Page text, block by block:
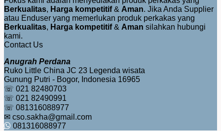
Berkualitas, Harga kompetitif& Aman. Jika Anda Supplier
atau Enduser yang memerlukan produk perkakas yang
Berkualitas, Harga kompetitif& Aman silahkan hubungi
kami.
Contact Us
Anugrah Perdana
Ruko Little China JC 23 Legenda wisata
Gunung Putri - Bogor, Indonesia 16965
☏ 021 82480703
☏ 021 82490991
☏ 081316088977
✉ cso.sakha@gmail.com
081316088977